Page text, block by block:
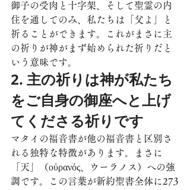
御子の受肉と十字架、そして聖霊の内
住を通してのみ、私たちは「父よ」と
祈ることができます。これがまさに主
の祈りが神がまず始められた祈りだと
いう意味です。
2. 主の祈りは神が私たち
をご自身の御座へと上げ
てくださる祈りです
マタイの福音書が他の福音書と区別さ
れる独特な特徴があります。まさに
「天」（οὐρανός、ウーラノス）への強
調です。この言葉が新約聖書全体に273